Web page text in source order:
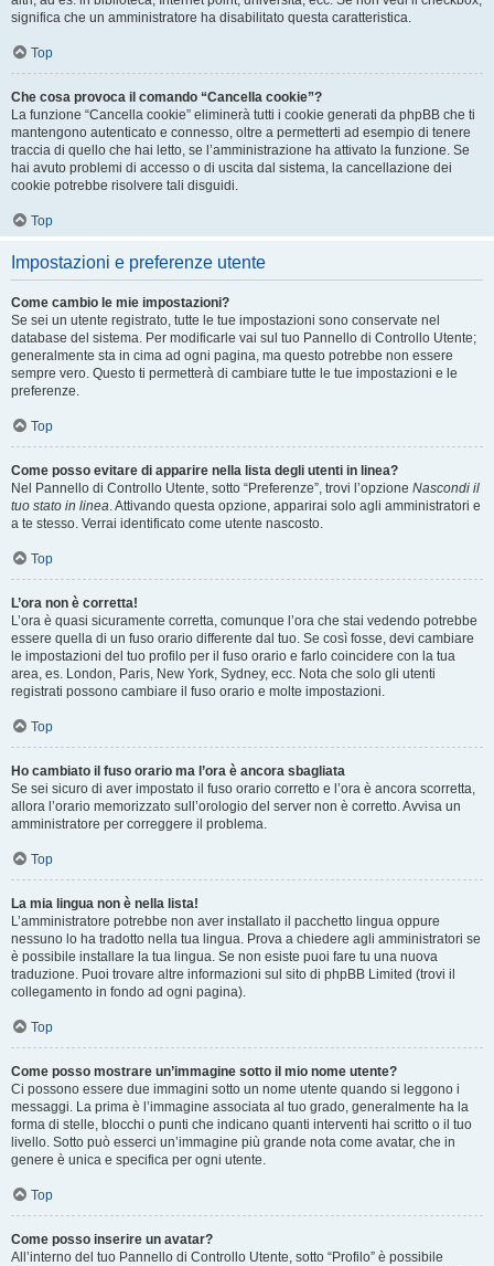
significa che un amministratore ha disabilitato questa caratteristica.
Top
Che cosa provoca il comando “Cancella cookie”?
La funzione “Cancella cookie” eliminerà tutti i cookie generati da phpBB che ti
mantengono autenticato e connesso, oltre a permetterti ad esempio di tenere
traccia di quello che hai letto, se l’amministrazione ha attivato la funzione. Se
hai avuto problemi di accesso o di uscita dal sistema, la cancellazione dei
cookie potrebbe risolvere tali disguidi.
Top
Impostazioni e preferenze utente
Come cambio le mie impostazioni?
Se sei un utente registrato, tutte le tue impostazioni sono conservate nel
database del sistema. Per modificarle vai sul tuo Pannello di Controllo Utente;
generalmente sta in cima ad ogni pagina, ma questo potrebbe non essere
sempre vero. Questo ti permetterà di cambiare tutte le tue impostazioni e le
preferenze.
Top
Come posso evitare di apparire nella lista degli utenti in linea?
Nel Pannello di Controllo Utente, sotto “Preferenze”, trovi l’opzione Nascondi il
tuo stato in linea. Attivando questa opzione, apparirai solo agli amministratori e
a te stesso. Verrai identificato come utente nascosto.
Top
L’ora non è corretta!
L’ora è quasi sicuramente corretta, comunque l’ora che stai vedendo potrebbe
essere quella di un fuso orario differente dal tuo. Se così fosse, devi cambiare
le impostazioni del tuo profilo per il fuso orario e farlo coincidere con la tua
area, es. London, Paris, New York, Sydney, ecc. Nota che solo gli utenti
registrati possono cambiare il fuso orario e molte impostazioni.
Top
Ho cambiato il fuso orario ma l’ora è ancora sbagliata
Se sei sicuro di aver impostato il fuso orario corretto e l’ora è ancora scorretta,
allora l’orario memorizzato sull’orologio del server non è corretto. Avvisa un
amministratore per correggere il problema.
Top
La mia lingua non è nella lista!
L’amministratore potrebbe non aver installato il pacchetto lingua oppure
nessuno lo ha tradotto nella tua lingua. Prova a chiedere agli amministratori se
è possibile installare la tua lingua. Se non esiste puoi fare tu una nuova
traduzione. Puoi trovare altre informazioni sul sito di phpBB Limited (trovi il
collegamento in fondo ad ogni pagina).
Top
Come posso mostrare un’immagine sotto il mio nome utente?
Ci possono essere due immagini sotto un nome utente quando si leggono i
messaggi. La prima è l’immagine associata al tuo grado, generalmente ha la
forma di stelle, blocchi o punti che indicano quanti interventi hai scritto o il tuo
livello. Sotto può esserci un’immagine più grande nota come avatar, che in
genere è unica e specifica per ogni utente.
Top
Come posso inserire un avatar?
All’interno del tuo Pannello di Controllo Utente, sotto “Profilo” è possibile